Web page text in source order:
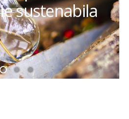
sustenabila